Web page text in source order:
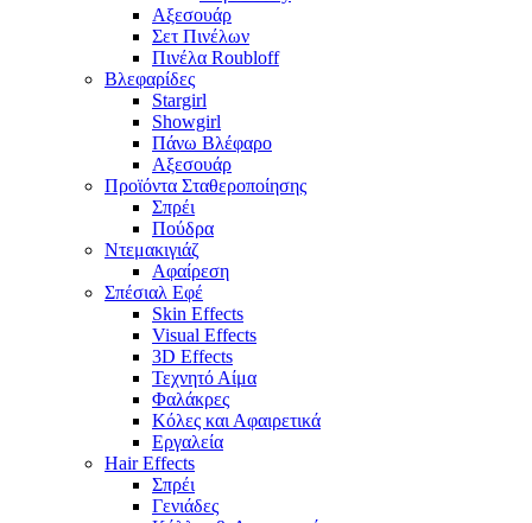
Αξεσουάρ
Σετ Πινέλων
Πινέλα Roubloff
Βλεφαρίδες
Stargirl
Showgirl
Πάνω Βλέφαρο
Αξεσουάρ
Προϊόντα Σταθεροποίησης
Σπρέι
Πούδρα
Ντεμακιγιάζ
Αφαίρεση
Σπέσιαλ Εφέ
Skin Effects
Visual Effects
3D Effects
Τεχνητό Αίμα
Φαλάκρες
Κόλες και Αφαιρετικά
Εργαλεία
Hair Effects
Σπρέι
Γενιάδες